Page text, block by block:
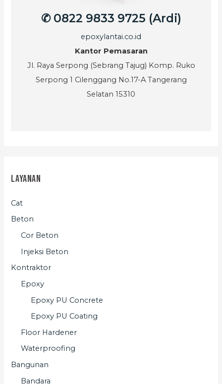
✆ 0822 9833 9725 (Ardi)
epoxylantai.co.id
Kantor Pemasaran
Jl. Raya Serpong (Sebrang Tajug) Komp. Ruko
Serpong 1 Cilenggang No.17-A Tangerang
Selatan 15310
Layanan
Cat
Beton
Cor Beton
Injeksi Beton
Kontraktor
Epoxy
Epoxy PU Concrete
Epoxy PU Coating
Floor Hardener
Waterproofing
Bangunan
Bandara